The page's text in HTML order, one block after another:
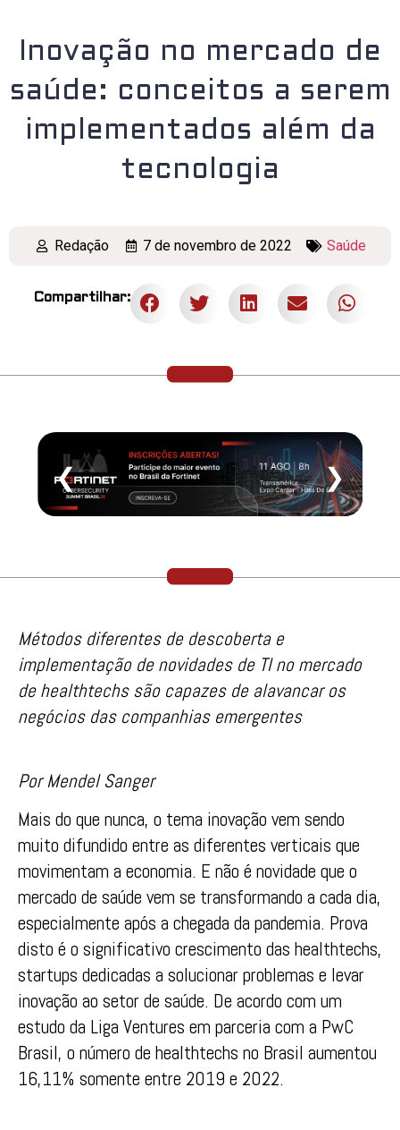
Inovação no mercado de
saúde: conceitos a serem
implementados além da
tecnologia
Redação 7 de novembro de 2022 Saúde
Compartilhar:
❮ ❯
Métodos diferentes de descoberta e
implementação de novidades de TI no mercado
de healthtechs são capazes de alavancar os
negócios das companhias emergentes
Por Mendel Sanger
Mais do que nunca, o tema inovação vem sendo
muito difundido entre as diferentes verticais que
movimentam a economia. E não é novidade que o
mercado de saúde vem se transformando a cada dia,
especialmente após a chegada da pandemia. Prova
disto é o significativo crescimento das healthtechs,
startups dedicadas a solucionar problemas e levar
inovação ao setor de saúde. De acordo com um
estudo da Liga Ventures em parceria com a PwC
Brasil, o número de healthtechs no Brasil aumentou
16,11% somente entre 2019 e 2022.